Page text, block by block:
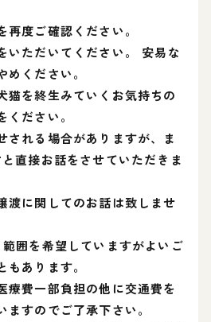
度ご確認ください。
ただいてください。 安易な
ください。
を終生みていくお気持ちの
ださい。
れる場合がありますが、ま
直接お話をさせていただきま
渡に関してのお話は致しませ
範囲を希望していますがよいご
あります。
療費一部負担の他に交通費を
すのでご了承下さい。